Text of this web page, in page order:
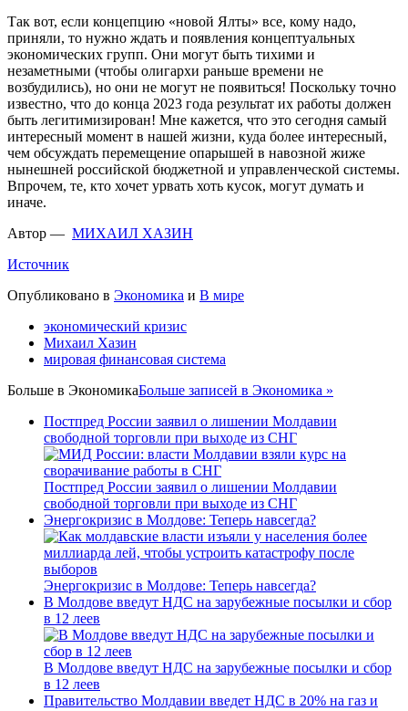
Так вот, если концепцию «новой Ялты» все, кому надо,
приняли, то нужно ждать и появления концептуальных
экономических групп. Они могут быть тихими и
незаметными (чтобы олигархи раньше времени не
возбудились), но они не могут не появиться! Поскольку точно
известно, что до конца 2023 года результат их работы должен
быть легитимизирован! Мне кажется, что это сегодня самый
интересный момент в нашей жизни, куда более интересный,
чем обсуждать перемещение опарышей в навозной жиже
нынешней российской бюджетной и управленческой системы.
Впрочем, те, кто хочет урвать хоть кусок, могут думать и
иначе.
Автор — МИХАИЛ ХАЗИН
Источник
Опубликовано в Экономика и В мире
экономический кризис
Михаил Хазин
мировая финансовая система
Больше в ЭкономикаБольше записей в Экономика »
Постпред России заявил о лишении Молдавии
свободной торговли при выходе из СНГ
Постпред России заявил о лишении Молдавии
свободной торговли при выходе из СНГ
Энергокризис в Молдове: Теперь навсегда?
Энергокризис в Молдове: Теперь навсегда?
В Молдове введут НДС на зарубежные посылки и сбор
в 12 леев
В Молдове введут НДС на зарубежные посылки и сбор
в 12 леев
Правительство Молдавии введет НДС в 20% на газ и